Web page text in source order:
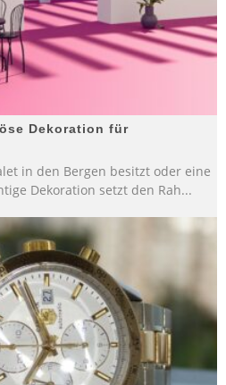
Dekoration für
in den Bergen besitzt oder eine
Dekoration setzt den Rah...